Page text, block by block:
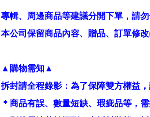
專輯、周邊商品等建議分開下單，請
本公司保留商品內容、贈品、訂單修
▲購物需知▲
拆封請全程錄影：為了保障雙方權益
＊商品有誤、數量短缺、瑕疵品等，